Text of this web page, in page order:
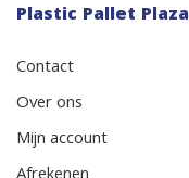
Plastic Pallet Plaza
Contact
Over ons
Mijn account